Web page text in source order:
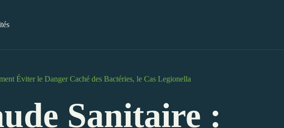
Éviter le Danger Caché des Bactéries, le Cas Legionella
Sanitaire :